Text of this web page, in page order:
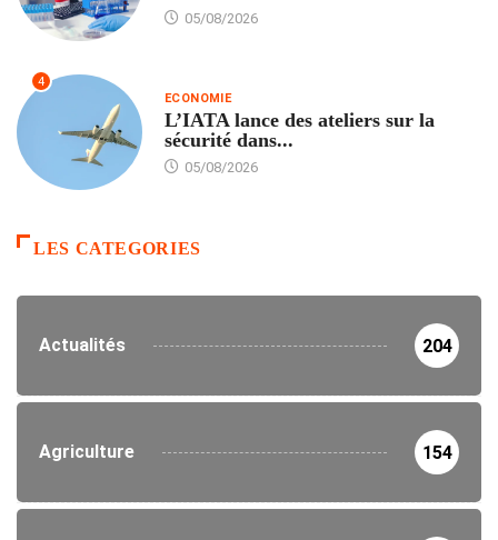
05/08/2026
4
ECONOMIE
L’IATA lance des ateliers sur la
sécurité dans...
05/08/2026
LES CATEGORIES
Actualités 204
Agriculture 154